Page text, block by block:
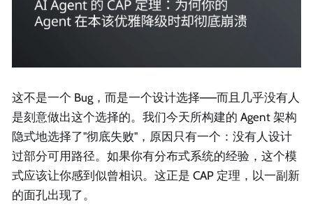
这不是一个 Bug，而是一个设计选择——而且几乎没有人
是刻意做出这个选择的。我们今天所构建的 Agent 架构
隐式地选择了"彻底失败"，原因只有一个：没有人设计
过部分可用路径。如果你有分布式系统的经验，这个模
式应该让你感到似曾相识。这正是 CAP 定理，以一副新
的面孔出现了。